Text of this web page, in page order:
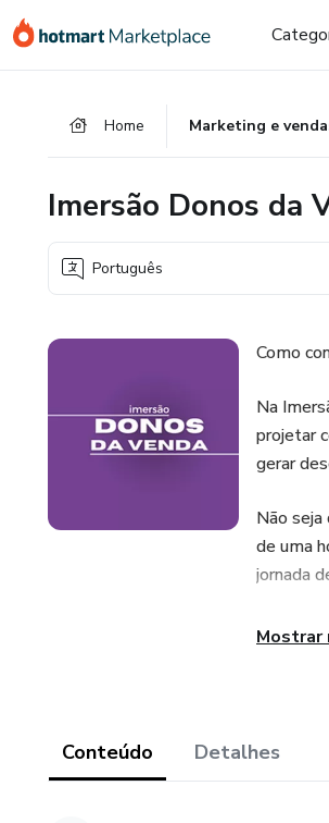
para
para
para
Home Marketing e
Imersão Donos da
Português
Como
Na
projetar
gerar
Não
de uma
jornada
Mostrar
Conteúdo Detalhes